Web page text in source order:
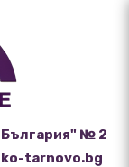
№ 2
tarnovo.bg